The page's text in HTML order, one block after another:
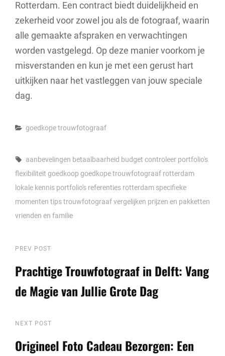
Rotterdam. Een contract biedt duidelijkheid en
zekerheid voor zowel jou als de fotograaf, waarin
alle gemaakte afspraken en verwachtingen
worden vastgelegd. Op deze manier voorkom je
misverstanden en kun je met een gerust hart
uitkijken naar het vastleggen van jouw speciale
dag.
Categories
goedkope trouwfotograaf
Tags,
aanbevelingen betaalbaarheid budget controleer portfolio's
flexibiliteit goedkoop goedkope trouwfotograaf rotterdam
lokale kennis portfolio's referenties rotterdam specifieke
momenten tipstrouwfotograafvergelijken prijzen en pakketten
vrienden en familie
Berichtnavigatie
Previous
Post
PREV POST
Prachtige Trouwfotograaf in Delft: Vang
de Magie van Jullie Grote Dag
Next
Post
NEXT POST
Origineel Foto Cadeau Bezorgen: Een